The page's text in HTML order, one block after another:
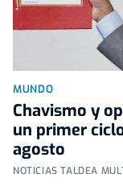
MUNDO
Chavismo y
un primer
agosto
NOTICIAS TALDEA